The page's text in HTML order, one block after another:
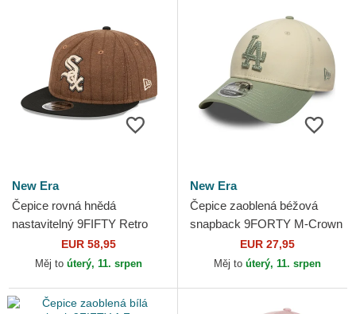
New Era
Čepice rovná hnědá
nastavitelný 9FIFTY Retro
Crown Wool Pinstripe
Chicago White Sox MLB
EUR 58,95
Měj to úterý, 11. srpen
New Era
Čepice zaoblená béžová
snapback 9FORTY M-Crown
Side Script Los Angeles
Dodgers MLB New Era
EUR 27,95
Měj to úterý, 11. srpen